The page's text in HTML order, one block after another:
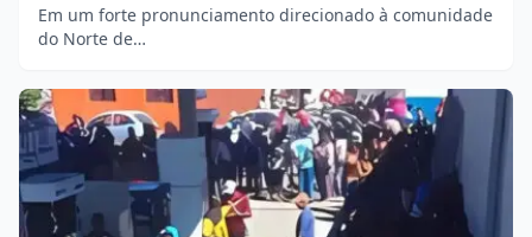
Em um forte pronunciamento direcionado à comunidade
do Norte de…